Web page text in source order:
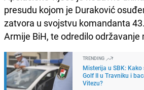
presudu kojom je Duraković
zatvora u svojstvu komandanta
Armije BiH, te odredilo održavanje
TRENDING
Misterija u SBK:
Golf II u Travniku i
Vitezu?